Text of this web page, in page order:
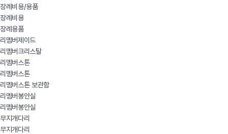
장례비용/용품
장례비용
장례용품
리멤버제이드
리멤버크리스탈
리멤버스톤
리멤버스톤
리멤버스톤 보관함
리멤버봉안실
리멤버봉안실
무지개다리
무지개다리